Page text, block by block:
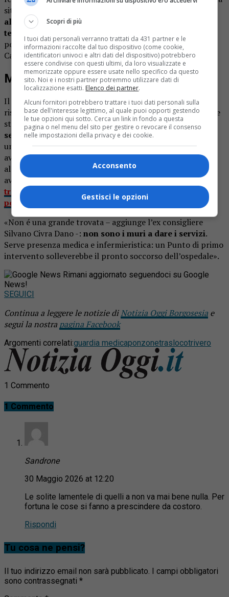
situazione di emergenza,
alla centrale operativa dell’emergenza sanitaria
territoriale 118
potenziamento dei servizi territoriali legato alle nuove
Case della comunità.
Malumori nelle frazioni alte
Il trasloco probabilmente sarà apprezzato da coloro che
risiedono a Ponzone, mentre nella parte alta del Triverese
sta sollevando malumori. «Ma giusto,togliamo un po di
servizi a Trivero che ce ne sono già troppi…
un’utente sotto il post dell’avviso. «Complimenti a chi ha
avuto questa splendida idea» aggiunge ironicamente un
altro. Nei mesi scorsi anche l’ex consigliere Piero Casula
aveva messo in guardia dal fatto chesi tratterà di un
trasferimento di servizi già esistenti, non di
potenziamento dell’offerta sanitaria
«Non é una grande trovata – aggiunge l’ex consigliere
Silvano Civra Dano -: non sono i muri a dare i servizi.
Serve presenza medica e infermieristica: un Punto di primo
intervento solleverebbe il pronto soccorso dell’ospedale».
Rimani aggiornato seguendoci su Google
News!
SEGUICI
Continua a leggere le notizie diNotizia Oggi Borgosesia e
segui la nostra pagina Facebook
Argomenti correlati:guardia medicaponzonetraslocotrivero
1 Commento
1 Commento
Sandrone
30 Maggio 2026 at 12:20
Le solite lamentele di quelli a non va mai bene nulla. Per
fortuna le cose si fanno a prescindere da costoro.
Rispondi
Tu cosa ne pensi?
Il tuo indirizzo email non sarà pubblicato. I campi obbligatori
sono contrassegnati *
Scopri di più
I tuoi dati personali verranno trattati da 431 partner e le
informazioni raccolte dal tuo dispositivo (come cookie,
identificatori univoci e altri dati del dispositivo) potrebbero
essere condivise con questi ultimi, da loro visualizzate e
memorizzate oppure essere usate nello specifico da questo
sito. Noi e i nostri partner potremmo utilizzare dati di
localizzazione esatti. Elenco dei partner.
Alcuni fornitori potrebbero trattare i tuoi dati personali sulla
base dell'interesse legittimo, al quale puoi opporti gestendo
le tue opzioni qui sotto. Cerca un link in fondo a questa
pagina o nel menu del sito per gestire o revocare il consenso
nelle impostazioni della privacy e dei cookie.
Acconsento
Gestisci le opzioni